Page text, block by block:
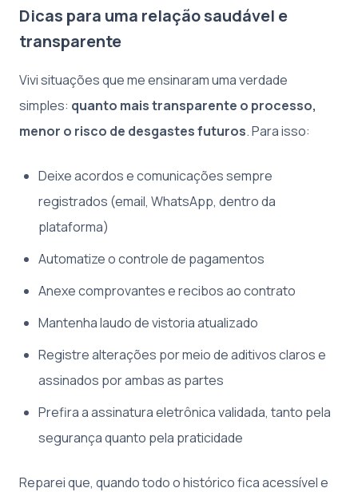
Dicas para uma relação saudável e
transparente
Vivi situações que me ensinaram uma verdade
simples: quanto mais transparente o processo,
menor o risco de desgastes futuros. Para isso:
Deixe acordos e comunicações sempre
registrados (email, WhatsApp, dentro da
plataforma)
Automatize o controle de pagamentos
Anexe comprovantes e recibos ao contrato
Mantenha laudo de vistoria atualizado
Registre alterações por meio de aditivos claros e
assinados por ambas as partes
Prefira a assinatura eletrônica validada, tanto pela
segurança quanto pela praticidade
Reparei que, quando todo o histórico fica acessível e